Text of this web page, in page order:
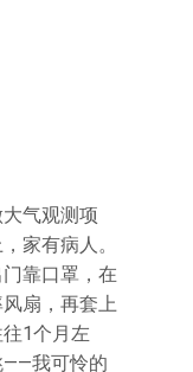
气观测项
家有病人。
靠口罩，在
扇，再套上
1个月左
——我可怜的